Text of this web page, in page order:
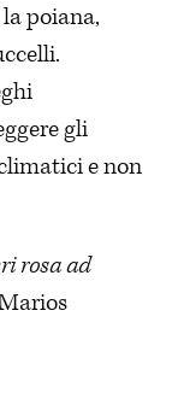
poiana,
gli
e non
rosa ad